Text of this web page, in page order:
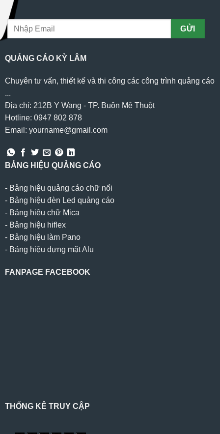
QUẢNG CÁO KỲ LÂM
Chuyên tư vấn, thiết kế và thi công các công trình quảng cáo
...
Địa chỉ: 212B Y Wang - TP. Buôn Mê Thuột
Hotline: 0947 802 878
Email: yourname@gmail.com
BẢNG HIỆU QUẢNG CÁO
- Bảng hiệu quảng cáo chữ nổi
- Bảng hiệu đèn Led quảng cáo
- Bảng hiệu chữ Mica
- Bảng hiệu hiflex
- Bảng hiệu làm Pano
- Bảng hiệu dựng mặt Alu
FANPAGE FACEBOOK
THỐNG KÊ TRUY CẬP